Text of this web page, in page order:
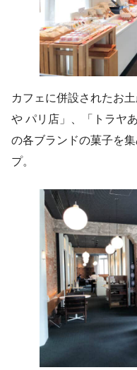
カフェに併設されたお
や パリ店」、「トラヤ
の各ブランドの菓子を
プ。